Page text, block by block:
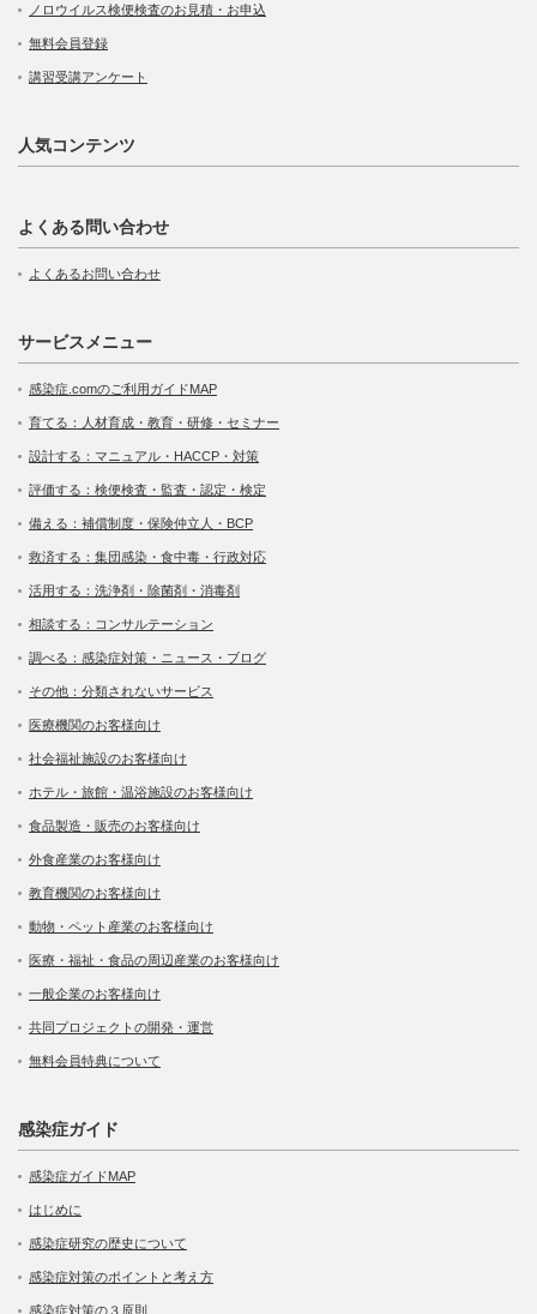
ノロウイルス検便検査のお見積・お申込
無料会員登録
講習受講アンケート
人気コンテンツ
よくある問い合わせ
よくあるお問い合わせ
サービスメニュー
感染症.comのご利用ガイドMAP
育てる：人材育成・教育・研修・セミナー
設計する：マニュアル・HACCP・対策
評価する：検便検査・監査・認定・検定
備える：補償制度・保険仲立人・BCP
救済する：集団感染・食中毒・行政対応
活用する：洗浄剤・除菌剤・消毒剤
相談する：コンサルテーション
調べる：感染症対策・ニュース・ブログ
その他：分類されないサービス
医療機関のお客様向け
社会福祉施設のお客様向け
ホテル・旅館・温浴施設のお客様向け
食品製造・販売のお客様向け
外食産業のお客様向け
教育機関のお客様向け
動物・ペット産業のお客様向け
医療・福祉・食品の周辺産業のお客様向け
一般企業のお客様向け
共同プロジェクトの開発・運営
無料会員特典について
感染症ガイド
感染症ガイドMAP
はじめに
感染症研究の歴史について
感染症対策のポイントと考え方
感染症対策の３原則